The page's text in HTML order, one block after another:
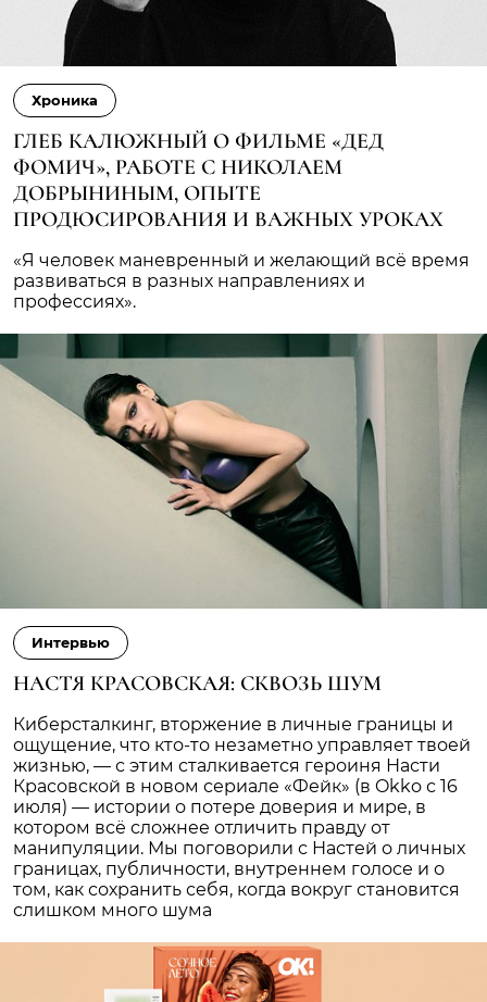
Хроника
ГЛЕБ КАЛЮЖНЫЙ О ФИЛЬМЕ «ДЕД
ФОМИЧ», РАБОТЕ С НИКОЛАЕМ
ДОБРЫНИНЫМ, ОПЫТЕ
ПРОДЮСИРОВАНИЯ И ВАЖНЫХ УРОКАХ
«Я человек маневренный и желающий всё время
развиваться в разных направлениях и
профессиях».
Интервью
НАСТЯ КРАСОВСКАЯ: СКВОЗЬ ШУМ
Киберсталкинг, вторжение в личные границы и
ощущение, что кто-то незаметно управляет твоей
жизнью, — с этим сталкивается героиня Насти
Красовской в новом сериале «Фейк» (в Okko с 16
июля) — истории о потере доверия и мире, в
котором всё сложнее отличить правду от
манипуляции. Мы поговорили с Настей о личных
границах, публичности, внутреннем голосе и о
том, как сохранить себя, когда вокруг становится
слишком много шума